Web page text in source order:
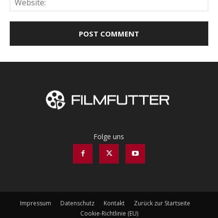
Folge uns
Impressum Datenschutz Kontakt
Zurück zur Startseite
Cookie-Richtlinie (EU)